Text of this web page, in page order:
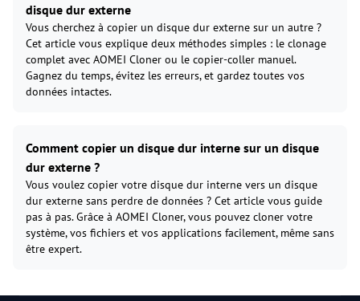
disque dur externe
Vous cherchez à copier un disque dur externe sur un autre ?
Cet article vous explique deux méthodes simples : le clonage
complet avec AOMEI Cloner ou le copier-coller manuel.
Gagnez du temps, évitez les erreurs, et gardez toutes vos
données intactes.
Comment copier un disque dur interne sur un disque
dur externe ?
Vous voulez copier votre disque dur interne vers un disque
dur externe sans perdre de données ? Cet article vous guide
pas à pas. Grâce à AOMEI Cloner, vous pouvez cloner votre
système, vos fichiers et vos applications facilement, même sans
être expert.